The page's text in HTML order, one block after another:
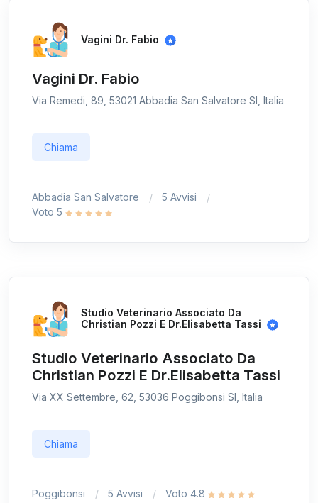
Vagini Dr. Fabio
Vagini Dr. Fabio
Via Remedi, 89, 53021 Abbadia San Salvatore SI, Italia
Chiama
Abbadia San Salvatore
5 Avvisi
Voto 5
Studio Veterinario Associato Da
Christian Pozzi E Dr.Elisabetta Tassi
Studio Veterinario Associato Da
Christian Pozzi E Dr.Elisabetta Tassi
Via XX Settembre, 62, 53036 Poggibonsi SI, Italia
Chiama
Poggibonsi 5 Avvisi Voto 4.8